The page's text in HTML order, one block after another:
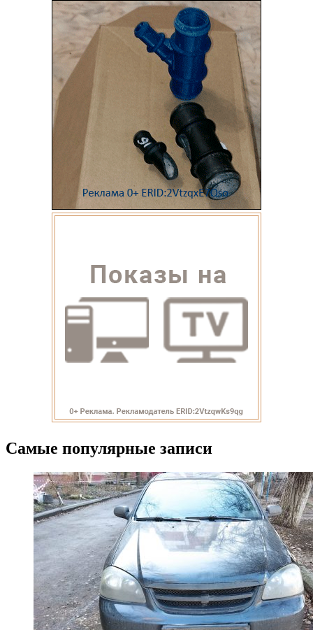
Самые популярные записи